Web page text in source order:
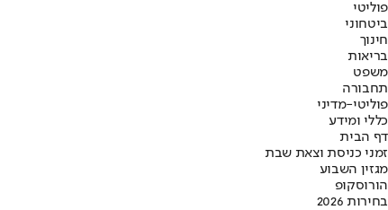
פוליטי
ביטחוני
חינוך
בריאות
משפט
תחבורה
פוליטי-מדיני
כללי ומידע
דף הבית
זמני כניסת וצאת שבת
מגזין השבוע
הורוסקופ
בחירות 2026